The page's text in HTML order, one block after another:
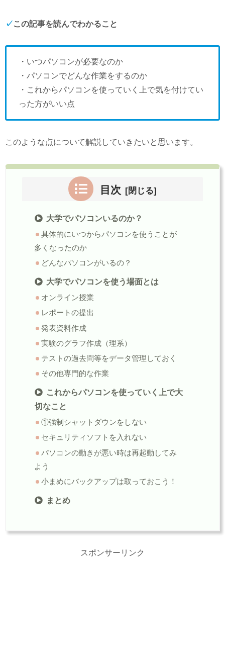
✓この記事を読んでわかること
・いつパソコンが必要なのか
・パソコンでどんな作業をするのか
・これからパソコンを使っていく上で気を付けてい
った方がいい点
このような点について解説していきたいと思います。
目次
大学でパソコンいるのか？
具体的にいつからパソコンを使うことが
多くなったのか
どんなパソコンがいるの？
大学でパソコンを使う場面とは
オンライン授業
レポートの提出
発表資料作成
実験のグラフ作成（理系）
テストの過去問等をデータ管理しておく
その他専門的な作業
これからパソコンを使っていく上で大
切なこと
①強制シャットダウンをしない
セキュリティソフトを入れない
パソコンの動きが悪い時は再起動してみ
よう
小まめにバックアップは取っておこう！
まとめ
スポンサーリンク